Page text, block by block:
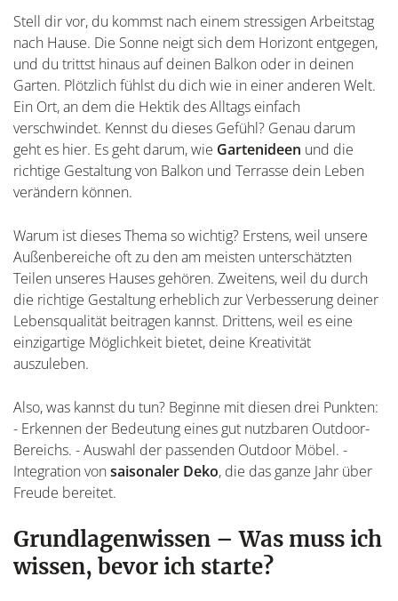
Stell dir vor, du kommst nach einem stressigen Arbeitstag
nach Hause. Die Sonne neigt sich dem Horizont entgegen,
und du trittst hinaus auf deinen Balkon oder in deinen
Garten. Plötzlich fühlst du dich wie in einer anderen Welt.
Ein Ort, an dem die Hektik des Alltags einfach
verschwindet. Kennst du dieses Gefühl? Genau darum
geht es hier. Es geht darum, wie Gartenideen und die
richtige Gestaltung von Balkon und Terrasse dein Leben
verändern können.
Warum ist dieses Thema so wichtig? Erstens, weil unsere
Außenbereiche oft zu den am meisten unterschätzten
Teilen unseres Hauses gehören. Zweitens, weil du durch
die richtige Gestaltung erheblich zur Verbesserung deiner
Lebensqualität beitragen kannst. Drittens, weil es eine
einzigartige Möglichkeit bietet, deine Kreativität
auszuleben.
Also, was kannst du tun? Beginne mit diesen drei Punkten:
- Erkennen der Bedeutung eines gut nutzbaren Outdoor-
Bereichs. - Auswahl der passenden Outdoor Möbel. -
Integration vonsaisonaler Deko, die das ganze Jahr über
Freude bereitet.
Grundlagenwissen – Was muss ich
wissen, bevor ich starte?